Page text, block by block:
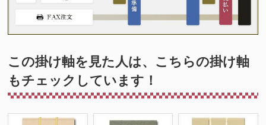
この掛け軸を見た人は、こちらの掛け軸
もチェックしています！